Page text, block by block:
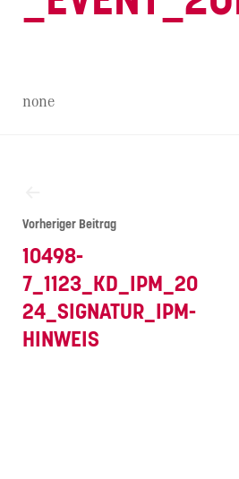
none
Vorheriger Beitrag
10498-
7_1123_KD_IPM_20
24_SIGNATUR_IPM-
HINWEIS